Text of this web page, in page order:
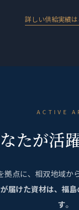
詳しい供給実績
ACTIVE
たが活
点に、相双地域か
届けた資材は、福
す。